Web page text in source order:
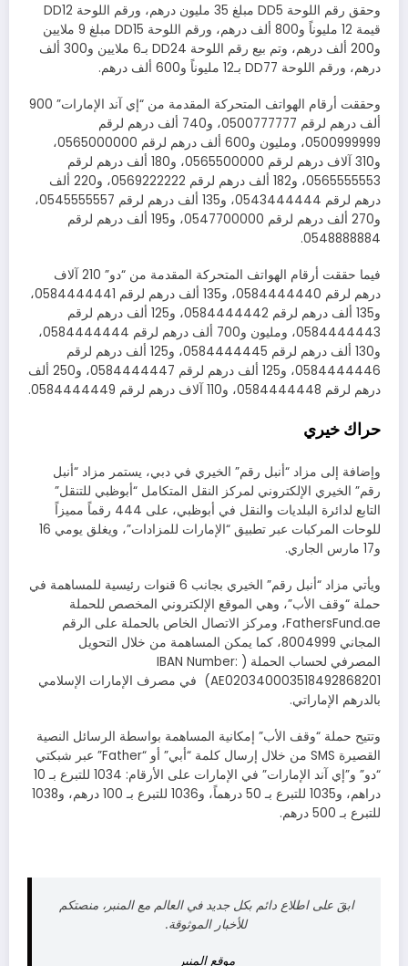
وحقق رقم اللوحة DD5 مبلغ 35 مليون درهم، ورقم اللوحة DD12
قيمة 12 مليوناً و800 ألف درهم، ورقم اللوحة DD15 مبلغ 9 ملايين
و200 ألف درهم، وتم بيع رقم اللوحة DD24 بـ6 ملايين و300 ألف
درهم، ورقم اللوحة DD77 بـ12 مليوناً و600 ألف درهم.
وحققت أرقام الهواتف المتحركة المقدمة من “إي آند الإمارات” 900
ألف درهم لرقم 0500777777، و740 ألف درهم لرقم
0500999999، ومليون و600 ألف درهم لرقم 0565000000،
و310 آلاف درهم لرقم 0565500000، و180 ألف درهم لرقم
0565555553، و182 ألف درهم لرقم 0569222222، و220 ألف
درهم لرقم 0543444444، و135 ألف درهم لرقم 0545555557،
و270 ألف درهم لرقم 0547700000، و195 ألف درهم لرقم
0548888884.
فيما حققت أرقام الهواتف المتحركة المقدمة من “دو” 210 آلاف
درهم لرقم 0584444440، و135 ألف درهم لرقم 0584444441،
و135 ألف درهم لرقم 0584444442، و125 ألف درهم لرقم
0584444443، ومليون و700 ألف درهم لرقم 0584444444،
و130 ألف درهم لرقم 0584444445، و125 ألف درهم لرقم
0584444446، و125 ألف درهم لرقم 0584444447، و250 ألف
درهم لرقم 0584444448، و110 آلاف درهم لرقم 0584444449.
حراك خيري
وإضافة إلى مزاد “أنبل رقم” الخيري في دبي، يستمر مزاد “أنبل
رقم” الخيري الإلكتروني لمركز النقل المتكامل “أبوظبي للتنقل”
التابع لدائرة البلديات والنقل في أبوظبي، على 444 رقماً مميزاً
للوحات المركبات عبر تطبيق “الإمارات للمزادات”، ويغلق يومي 16
و17 مارس الجاري.
ويأتي مزاد “أنبل رقم” الخيري بجانب 6 قنوات رئيسية للمساهمة في
حملة “وقف الأب”، وهي الموقع الإلكتروني المخصص للحملة
FathersFund.ae، ومركز الاتصال الخاص بالحملة على الرقم
المجاني 8004999، كما يمكن المساهمة من خلال التحويل
المصرفي لحساب الحملة (IBAN Number:
AE020340003518492868201) في مصرف الإمارات الإسلامي
بالدرهم الإماراتي.
وتتيح حملة “وقف الأب” إمكانية المساهمة بواسطة الرسائل النصية
القصيرة SMS من خلال إرسال كلمة “أبي” أو “Father” عبر شبكتي
“دو” و”إي آند الإمارات” في الإمارات على الأرقام: 1034 للتبرع بـ 10
دراهم، و1035 للتبرع بـ 50 درهماً، و1036 للتبرع بـ 100 درهم، و1038
للتبرع بـ 500 درهم.
ابقَ على اطلاع دائم بكل جديد في العالم مع المنبر، منصتكم
للأخبار الموثوقة.
موقع المنبر